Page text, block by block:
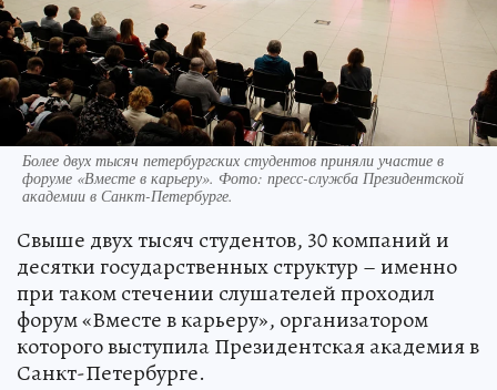
Более двух тысяч петербургских студентов приняли участие в
форуме «Вместе в карьеру». Фото: пресс-служба Президентской
академии в Санкт-Петербурге.
Свыше двух тысяч студентов, 30 компаний и
десятки государственных структур – именно
при таком стечении слушателей проходил
форум «Вместе в карьеру», организатором
которого выступила Президентская академия в
Санкт-Петербурге.